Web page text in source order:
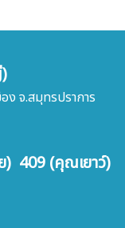
ง จ.สมุทรปราการ
409 (คุณเยาว์)